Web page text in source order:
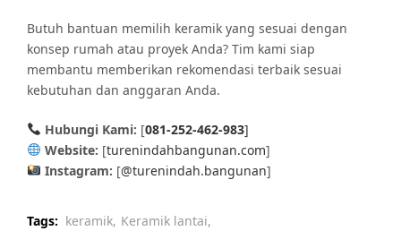
Butuh bantuan memilih keramik yang sesuai dengan
konsep rumah atau proyek Anda? Tim kami siap
membantu memberikan rekomendasi terbaik sesuai
kebutuhan dan anggaran Anda.
Hubungi Kami: [081-252-462-983]
Website: [turenindahbangunan.com]
Instagram: [@turenindah.bangunan]
Tags: keramik, Keramik lantai,